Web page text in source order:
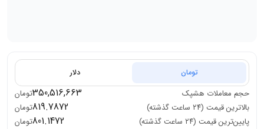
تومان دلار
حجم معاملات هشپک 350,516,663تومان
بالاترین قیمت (۲۴ ساعت گذشته)
819.7872تومان
پایین‌ترین قیمت (۲۴ ساعت گذشته)
801.1472تومان